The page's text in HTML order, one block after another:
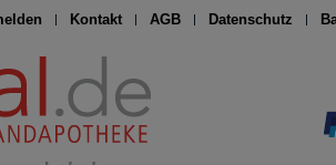
Kontakt AGB Datenschutz